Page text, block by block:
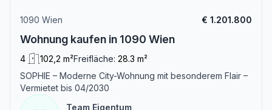
1090 Wien € 1.201.800
Wohnung kaufen in 1090 Wien
4 102,2 m²Freifläche: 28.3 m²
SOPHIE – Moderne City-Wohnung mit besonderem Flair –
Vermietet bis 04/2030
Team Eigentum